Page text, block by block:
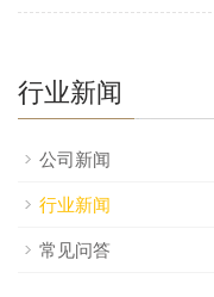
行业新闻
公司新闻
行业新闻
常见问答